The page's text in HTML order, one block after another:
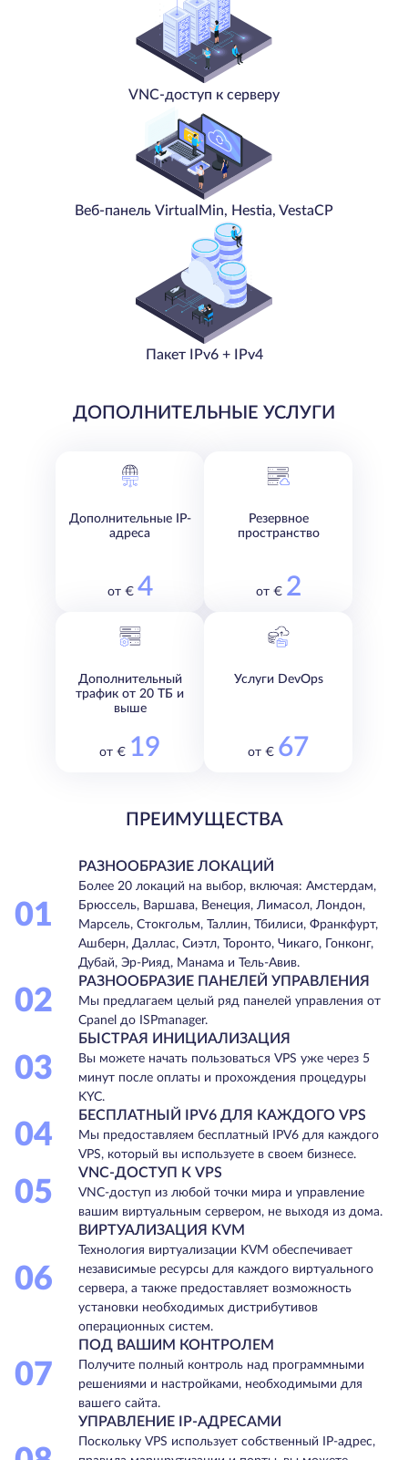
VNC-доступ к серверу
Веб-панель VirtualMin, Hestia, VestaCP
Пакет IPv6 + IPv4
ДОПОЛНИТЕЛЬНЫЕ УСЛУГИ
Дополнительные IP-
адреса
от € 4
Резервное
пространство
от € 2
Дополнительный
трафик от 20 ТБ и
выше
от € 19
Услуги DevOps
от € 67
ПРЕИМУЩЕСТВА
01
РАЗНООБРАЗИЕ ЛОКАЦИЙ
Более 20 локаций на выбор, включая: Амстердам,
Брюссель, Варшава, Венеция, Лимасол, Лондон,
Марсель, Стокгольм, Таллин, Тбилиси, Франкфурт,
Ашберн, Даллас, Сиэтл, Торонто, Чикаго, Гонконг,
Дубай, Эр-Рияд, Манама и Тель-Авив.
02
РАЗНООБРАЗИЕ ПАНЕЛЕЙ УПРАВЛЕНИЯ
Мы предлагаем целый ряд панелей управления от
Cpanel до ISPmanager.
03
БЫСТРАЯ ИНИЦИАЛИЗАЦИЯ
Вы можете начать пользоваться VPS уже через 5
минут после оплаты и прохождения процедуры
KYC.
04
БЕСПЛАТНЫЙ IPV6 ДЛЯ КАЖДОГО VPS
Мы предоставляем бесплатный IPV6 для каждого
VPS, который вы используете в своем бизнесе.
05
VNC-ДОСТУП К VPS
VNC-доступ из любой точки мира и управление
вашим виртуальным сервером, не выходя из дома.
06
ВИРТУАЛИЗАЦИЯ KVM
Технология виртуализации KVM обеспечивает
независимые ресурсы для каждого виртуального
сервера, а также предоставляет возможность
установки необходимых дистрибутивов
операционных систем.
07
ПОД ВАШИМ КОНТРОЛЕМ
Получите полный контроль над программными
решениями и настройками, необходимыми для
вашего сайта.
УПРАВЛЕНИЕ IP-АДРЕСАМИ
Поскольку VPS использует собственный IP-адрес,